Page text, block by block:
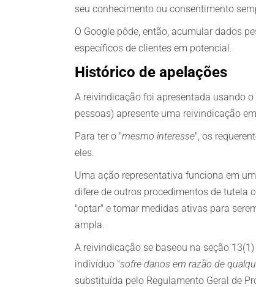
seu conhecimento ou consentimento
O Google pôde, então, acumular dados
específicos de clientes em potencial.
Histórico de apelações
A reivindicação foi apresentada usando
pessoas) apresente uma reivindicação
Para ter o "mesmo interesse", os
eles.
Uma ação representativa funciona em
difere de outros procedimentos de tutela
"optar" e tomar medidas ativas para
ampla.
A reivindicação se baseou na seção
indivíduo "sofre danos em razão de
substituída pelo Regulamento Geral de